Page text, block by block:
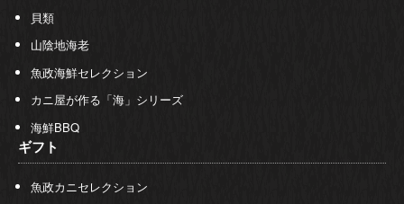
貝類
山陰地海老
魚政海鮮セレクション
カニ屋が作る「海」シリーズ
海鮮BBQ
ギフト
魚政カニセレクション